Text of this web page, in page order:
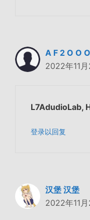
A F 2 O O O
2022年11
L7AdudioLab,
登录以回复
汉堡 汉堡
2022年11